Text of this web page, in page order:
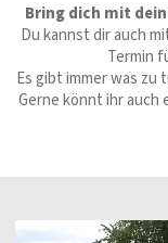
Bring dich mit
Du kannst dir auch
Termin
Es gibt immer was
Gerne könnt ihr auch